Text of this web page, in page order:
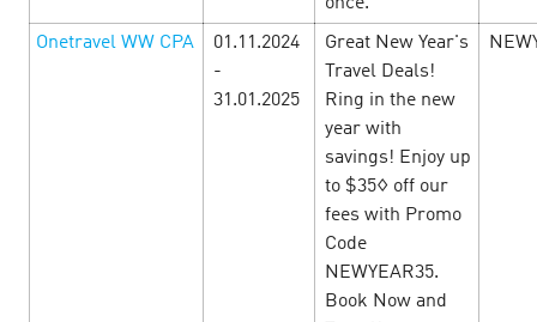
Onetravel WW CPA
01.11.2024
-
31.01.2025
Great New Year's
Travel Deals!
Ring in the new
year with
savings! Enjoy up
to $35◊ off our
fees with Promo
Code
NEWYEAR35.
Book Now and